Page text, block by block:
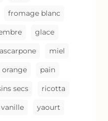
fromage blanc
glace
miel
orange pain
secs ricotta
vanille yaourt